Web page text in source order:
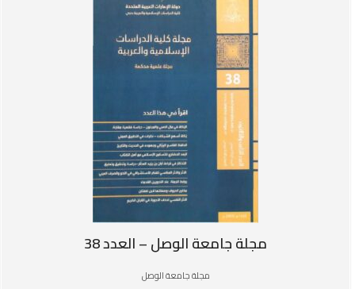
مجلة جامعة الوصل – العدد 38
مجلة جامعة الوصل